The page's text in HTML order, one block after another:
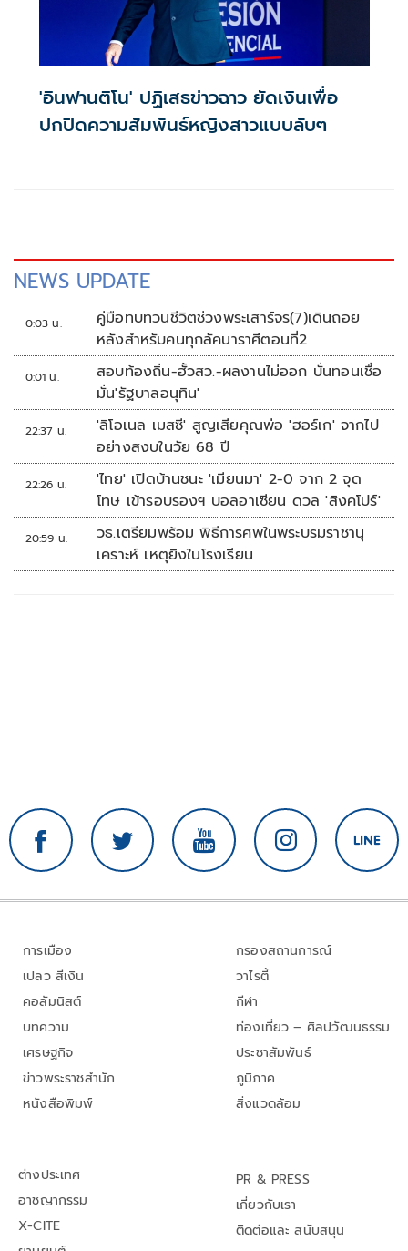
'อินฟานติโน' ปฏิเสธข่าวฉาว ยัดเงินเพื่อ
ปกปิดความสัมพันธ์หญิงสาวแบบลับๆ
NEWS UPDATE
0:03 น.
คู่มือทบทวนชีวิตช่วงพระเสาร์จร(7)เดินถอย
หลังสำหรับคนทุกลัคนาราศีตอนที่2
0:01 น.
สอบท้องถิ่น-ฮั้วสว.-ผลงานไม่ออก บั่นทอนเชื่อ
มั่น'รัฐบาลอนุทิน'
22:37 น.
'ลิโอเนล เมสซี' สูญเสียคุณพ่อ 'ฮอร์เก' จากไป
อย่างสงบในวัย 68 ปี
22:26 น.
'ไทย' เปิดบ้านชนะ 'เมียนมา' 2-0 จาก 2 จุด
โทษ เข้ารอบรองฯ บอลอาเซียน ดวล 'สิงคโปร์'
20:59 น.
วธ.เตรียมพร้อม พิธีการศพในพระบรมราชานุ
เคราะห์ เหตุยิงในโรงเรียน
การเมือง
เปลว สีเงิน
คอลัมนิสต์
บทความ
เศรษฐกิจ
ข่าวพระราชสำนัก
หนังสือพิมพ์
กรองสถานการณ์
วาไรตี้
กีฬา
ท่องเที่ยว – ศิลปวัฒนธรรม
ประชาสัมพันธ์
ภูมิภาค
สิ่งแวดล้อม
ต่างประเทศ
อาชญากรรม
X-CITE
PR & PRESS
เกี่ยวกับเรา
ติดต่อและ สนับสนุน